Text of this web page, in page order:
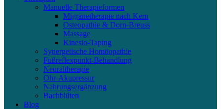
Manuelle Therapieformen
Migränetherapie nach Kern
Osteopathie & Dorn-Breuss
Massage
Kinesio-Taping
Synergetische Homöopathie
Fußreflexpunkt-Behandlung
Neuraltherapie
Ohr-Akupressur
Nahrungsergänzung
Bachblüten
Blog